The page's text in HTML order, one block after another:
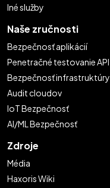
Iné služby
Naše zručnosti
Bezpečnosť aplikácií
Penetračné testovanie API
Bezpečnosť infrastruktúry
Audit cloudov
IoT Bezpečnosť
AI/ML Bezpečnosť
Zdroje
Média
Haxoris Wiki